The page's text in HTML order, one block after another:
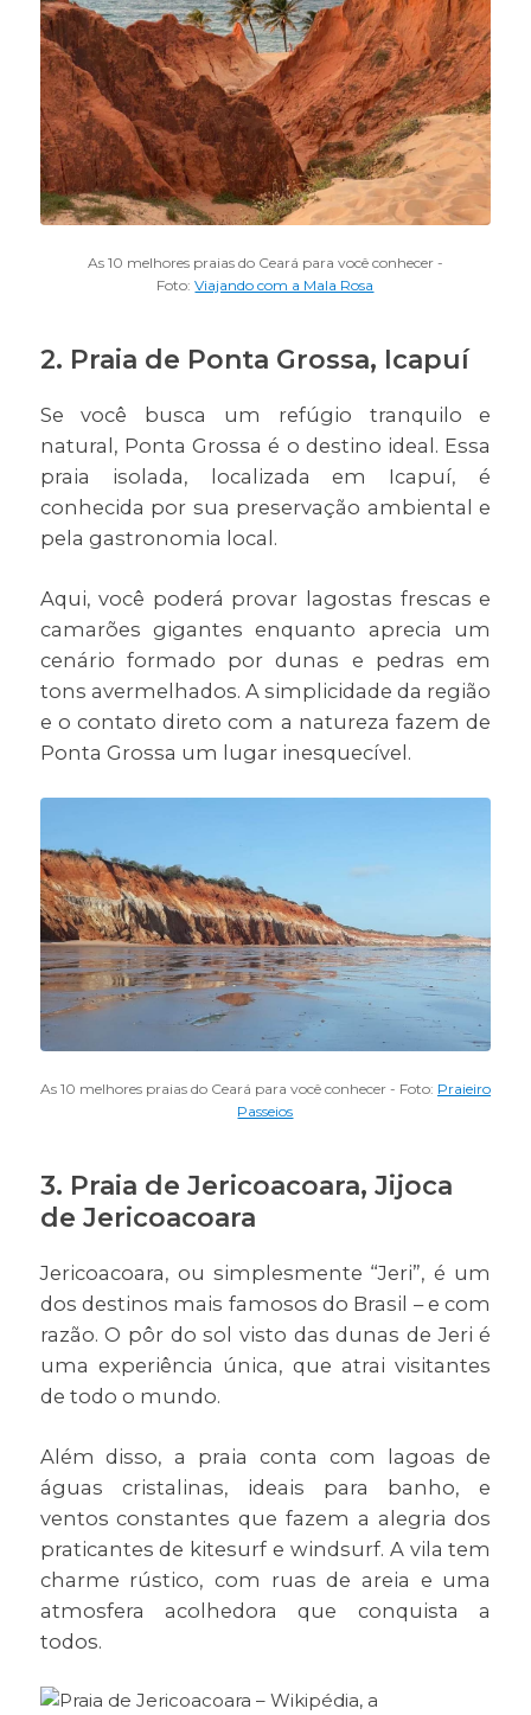
As 10 melhores praias do Ceará para você conhecer -
Foto:Viajando com a Mala Rosa
2. Praia de Ponta Grossa, Icapuí
Se você busca um refúgio tranquilo e
natural, Ponta Grossa é o destino ideal. Essa
praia isolada, localizada em Icapuí, é
conhecida por sua preservação ambiental e
pela gastronomia local.
Aqui, você poderá provar lagostas frescas e
camarões gigantes enquanto aprecia um
cenário formado por dunas e pedras em
tons avermelhados. A simplicidade da região
e o contato direto com a natureza fazem de
Ponta Grossa um lugar inesquecível.
As 10 melhores praias do Ceará para você conhecer - Foto: Praieiro
Passeios
3. Praia de Jericoacoara, Jijoca
de Jericoacoara
Jericoacoara, ou simplesmente “Jeri”, é um
dos destinos mais famosos do Brasil – e com
razão. O pôr do sol visto das dunas de Jeri é
uma experiência única, que atrai visitantes
de todo o mundo.
Além disso, a praia conta com lagoas de
águas cristalinas, ideais para banho, e
ventos constantes que fazem a alegria dos
praticantes de kitesurf e windsurf. A vila tem
charme rústico, com ruas de areia e uma
atmosfera acolhedora que conquista a
todos.